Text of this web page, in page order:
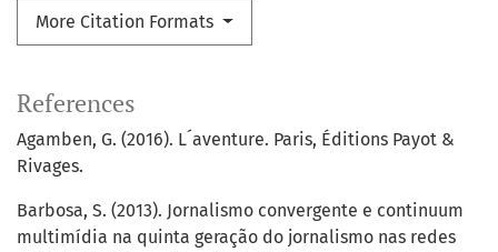
More Citation Formats
References
Agamben, G. (2016). L´aventure. Paris, Éditions Payot &
Rivages.
Barbosa, S. (2013). Jornalismo convergente e continuum
multimídia na quinta geração do jornalismo nas redes